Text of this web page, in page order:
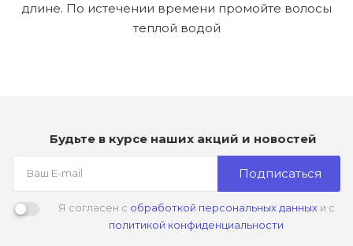
длине. По истечении времени промойте волосы
теплой водой
Будьте в курсе наших акций и новостей
Подписаться
Я согласен с обработкой персональных данныхи с
политикой конфиденциальности